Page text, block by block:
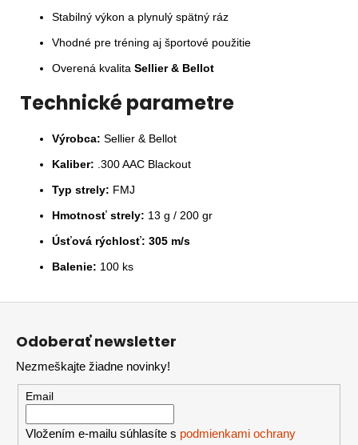
Stabilný výkon a plynulý spätný ráz
Vhodné pre tréning aj športové použitie
Overená kvalita Sellier & Bellot
Technické parametre
Výrobca: Sellier & Bellot
Kaliber: .300 AAC Blackout
Typ strely: FMJ
Hmotnosť strely: 13 g / 200 gr
Úsťová rýchlosť: 305 m/s
Balenie: 100 ks
Odoberať newsletter
Nezmeškajte žiadne novinky!
Email
Vložením e-mailu súhlasíte s podmienkami ochrany